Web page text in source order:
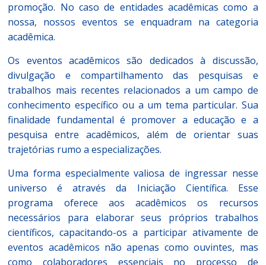
promoção. No caso de entidades acadêmicas como a
nossa, nossos eventos se enquadram na categoria
acadêmica.
Os eventos acadêmicos são dedicados à discussão,
divulgação e compartilhamento das pesquisas e
trabalhos mais recentes relacionados a um campo de
conhecimento específico ou a um tema particular. Sua
finalidade fundamental é promover a educação e a
pesquisa entre acadêmicos, além de orientar suas
trajetórias rumo a especializações.
Uma forma especialmente valiosa de ingressar nesse
universo é através da Iniciação Científica. Esse
programa oferece aos acadêmicos os recursos
necessários para elaborar seus próprios trabalhos
científicos, capacitando-os a participar ativamente de
eventos acadêmicos não apenas como ouvintes, mas
como colaboradores essenciais no processo de